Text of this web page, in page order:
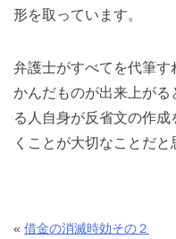
形を取っています。
弁護士がすべてを代筆
かんだものが出来上が
る人自身が反省文の作
くことが大切なことだと
« 借金の消滅時効その２